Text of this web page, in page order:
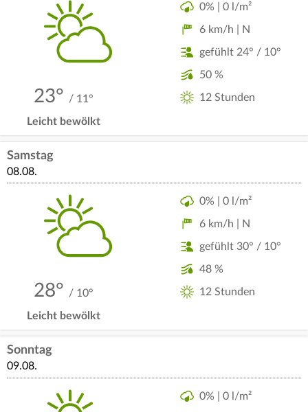
23° / 11°
Leicht bewölkt
0% | 0 l/m²
6 km/h | N
gefühlt 24° / 10°
50 %
12 Stunden
Samstag
08.08.
28° / 10°
Leicht bewölkt
0% | 0 l/m²
6 km/h | N
gefühlt 30° / 10°
48 %
12 Stunden
Sonntag
09.08.
0% | 0 l/m²